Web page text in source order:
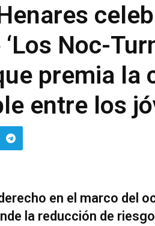
Noc-
premia la
entre los
en el marco del
la reducción de